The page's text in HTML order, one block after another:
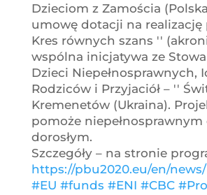
Dzieciom z Zamościa
umowę dotacji na realizację
Kres równych szans ′′
wspólna inicjatywa ze
Dzieci Niepełnosprawnych,
Rodziców i Przyjaciół – ′′
Kremenetów (Ukraina).
pomoże
dorosłym.
Szczegóły – na stronie
https://pbu2020.eu/en/news/
#EU #funds #ENI #CBC